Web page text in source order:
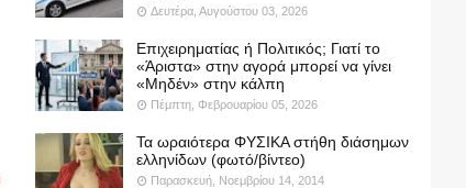
Δευτέρα, Αυγούστου 03, 2026
Επιχειρηματίας ή Πολιτικός; Γιατί το
«Άριστα» στην αγορά μπορεί να γίνει
«Μηδέν» στην κάλπη
Πέμπτη, Φεβρουαρίου 05, 2026
Τα ωραιότερα ΦΥΣΙΚΑ στήθη διάσημων
ελληνίδων (φωτό/βίντεο)
Παρασκευή, Νοεμβρίου 14, 2014